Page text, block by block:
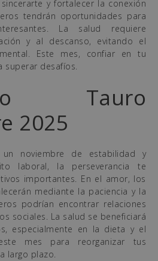
y fortalecer la conexión
tendrán oportunidades para
La salud requiere
y al descanso, evitando el
Este mes, confiar en tu
superar desafíos.
Tauro
2025
un noviembre de estabilidad y
laboral, la perseverancia te
importantes. En el amor, los
mediante la paciencia y la
podrían encontrar relaciones
sociales. La salud se beneficiará
especialmente en la dieta y el
mes para reorganizar tus
largo plazo.